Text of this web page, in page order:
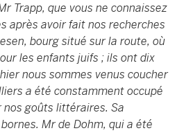
Trapp, que vous ne connaissez
après avoir fait nos recherches
bourg situé sur la route, où
les enfants juifs ; ils ont dix
nous sommes venus coucher
a été constamment occupé
nos goûts littéraires. Sa
Mr de Dohm, qui a été